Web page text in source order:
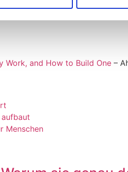
KI-Agenten-Anfragen ist ein
Work, and How to Build One –
Menschen